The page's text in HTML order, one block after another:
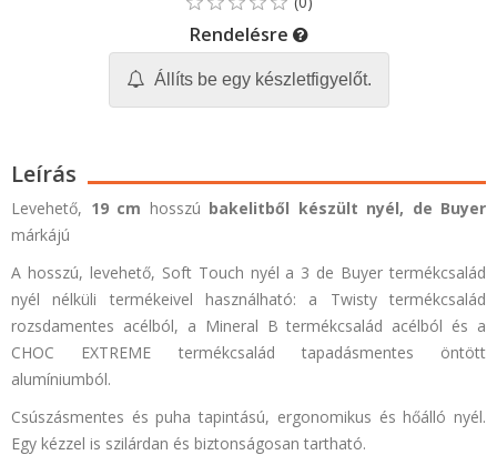
Rendelésre
Állíts be egy készletfigyelőt.
Leírás
Levehető, 19 cm hosszú bakelitből készült nyél, de Buyer
márkájú
A hosszú, levehető, Soft Touch nyél a 3 de Buyer termékcsalád
nyél nélküli termékeivel használható: a Twistytermékcsalád
rozsdamentes acélból, a Mineral B termékcsalád acélból és a
CHOC EXTREME termékcsalád tapadásmentes öntött
alumíniumból.
Csúszásmentes és puha tapintású, ergonomikus és hőálló nyél.
Egy kézzel is szilárdan és biztonságosan tartható.